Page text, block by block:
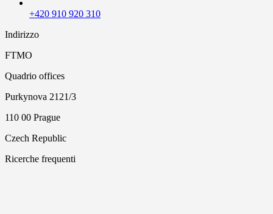
+420 910 920 310
Indirizzo
FTMO
Quadrio offices
Purkynova 2121/3
110 00 Prague
Czech Republic
Ricerche frequenti